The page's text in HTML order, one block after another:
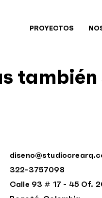
PROYECTOS
también
322-3757098
Calle 93 # 17 - 45 Of.